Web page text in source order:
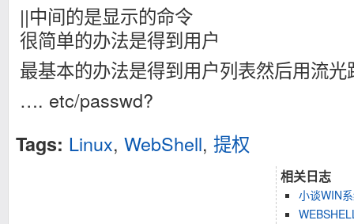
||中间的是显示的命令
很简单的办法是得到用户
最基本的办法是得到用户列表然后用流光
…. etc/passwd?
Tags: Linux, WebShell, 提权
相关日志
小谈WIN